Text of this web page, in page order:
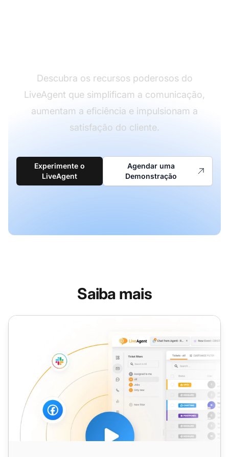
Descubra os recursos poderosos do
LiveAgent que simplificam a comunicação,
aumentam a eficiência e impulsionam a
satisfação do cliente.
Experimente o
LiveAgent
Agendar uma
Demonstração
Saiba mais
Atribuir Ticket